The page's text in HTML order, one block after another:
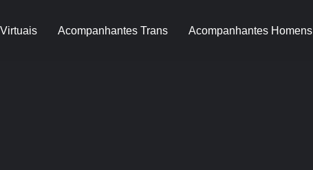
Acompanhantes Trans Acompanhantes Homens